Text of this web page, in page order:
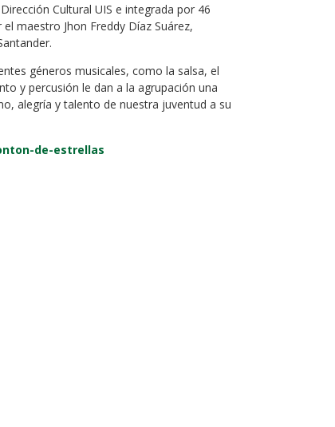
Cultural UIS e integrada por 46
maestro Jhon Freddy Díaz Suárez,
géneros musicales, como la salsa, el
y percusión le dan a la agrupación una
alegría y talento de nuestra juventud a su
de-estrellas